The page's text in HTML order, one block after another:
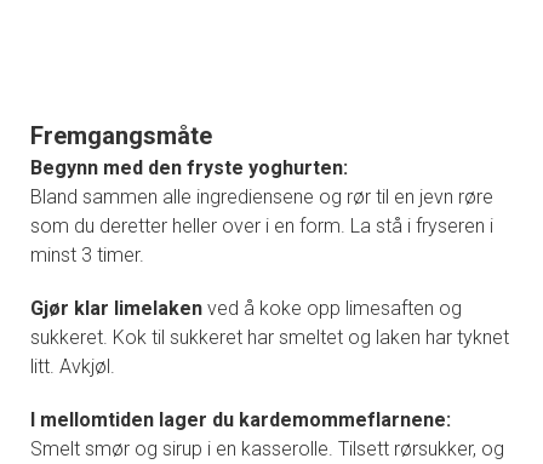
Fremgangsmåte
Begynn med den fryste yoghurten:
Bland sammen alle ingrediensene og rør til en jevn røre
som du deretter heller over i en form. La stå i fryseren i
minst 3 timer.
Gjør klar limelaken ved å koke opp limesaften og
sukkeret. Kok til sukkeret har smeltet og laken har tyknet
litt. Avkjøl.
I mellomtiden lager du kardemommeflarnene:
Smelt smør og sirup i en kasserolle. Tilsett rørsukker, og